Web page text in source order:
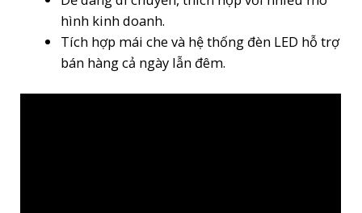
hình kinh doanh.
Tích hợp mái che và hệ thống đèn LED hỗ trợ
bán hàng cả ngày lẫn đêm.